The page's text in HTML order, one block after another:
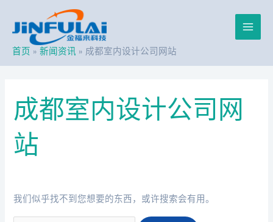
Main
首页 新闻资讯 成都室内设计公司网站
成都室内设计公司网
站
我们似乎找不到您想要的东西，或许搜索会有用。
索：